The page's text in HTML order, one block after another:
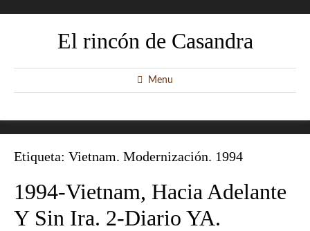
El rincón de Casandra
Menu
Etiqueta: Vietnam. Modernización. 1994
1994-Vietnam, Hacia Adelante
Y Sin Ira. 2-Diario YA.